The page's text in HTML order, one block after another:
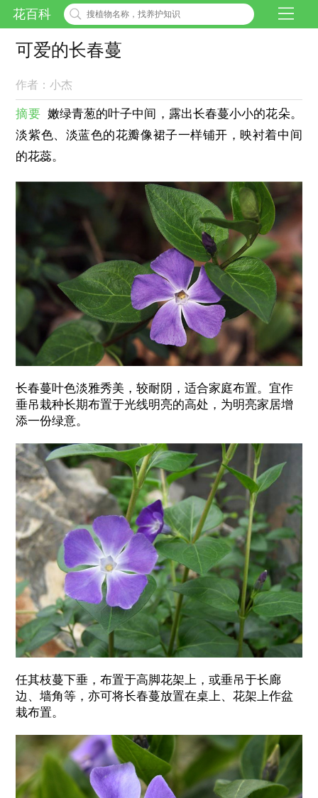
花百科
可爱的长春蔓
作者：小杰
摘要 嫩绿青葱的叶子中间，露出长春蔓小小的花朵。
淡紫色、淡蓝色的花瓣像裙子一样铺开，映衬着中间
的花蕊。
长春蔓叶色淡雅秀美，较耐阴，适合家庭布置。宜作
垂吊栽种长期布置于光线明亮的高处，为明亮家居增
添一份绿意。
任其枝蔓下垂，布置于高脚花架上，或垂吊于长廊
边、墙角等，亦可将长春蔓放置在桌上、花架上作盆
栽布置。